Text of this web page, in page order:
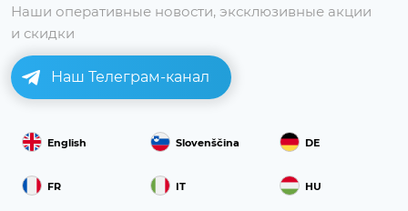
Наши оперативные новости, эксклюзивные акции
и скидки
Наш Телеграм-канал
English Slovenščina DE
FR IT HU